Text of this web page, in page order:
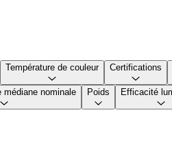
Température de couleur Certifications
médiane nominale Poids Efficacité